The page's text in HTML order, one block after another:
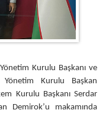
Kurulu Başkanı ve
Yönetim Kurulu Başkan
Kurulu Başkanı Serdar
Demirok’u makamında